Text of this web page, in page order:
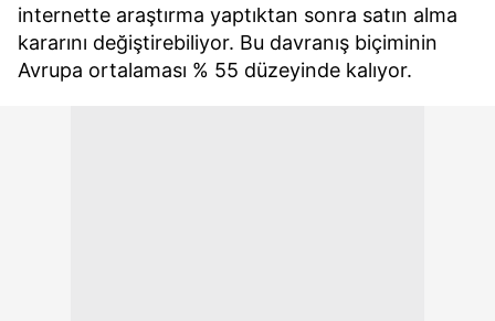
internette araştırma yaptıktan sonra satın alma
kararını değiştirebiliyor. Bu davranış biçiminin
Avrupa ortalaması % 55 düzeyinde kalıyor.